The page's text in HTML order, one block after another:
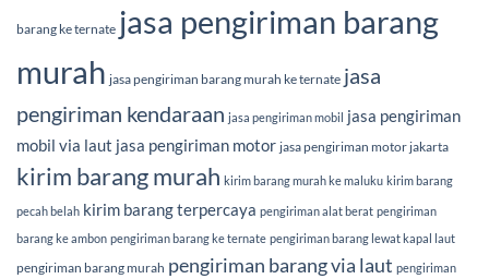
barang ke ternate jasa pengiriman barang
murah jasa pengiriman barang murah ke ternate jasa
pengiriman kendaraan jasa pengiriman mobil jasa pengiriman
mobil via laut jasa pengiriman motor jasa pengiriman motor jakarta
kirim barang murah kirim barang murah ke maluku kirim barang
pecah belah kirim barang terpercaya pengiriman alat berat pengiriman
barang ke ambon pengiriman barang ke ternate pengiriman barang lewat kapal laut
pengiriman barang murah pengiriman barang via laut pengiriman